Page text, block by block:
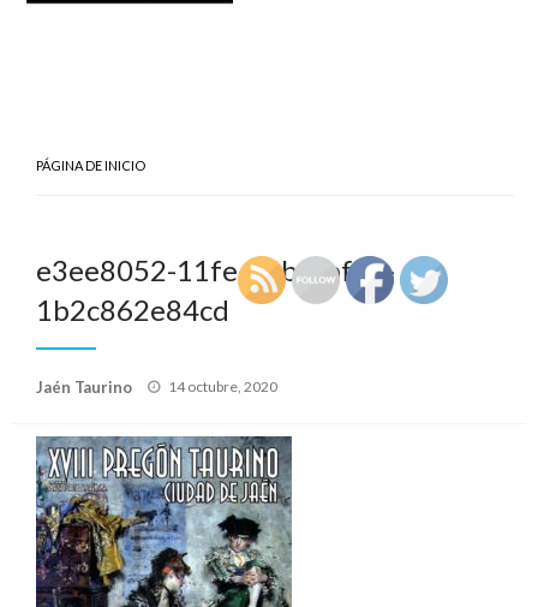
PÁGINA DE INICIO
e3ee8052-11fe-46b4-bf1e-
1b2c862e84cd
Jaén Taurino
Publicado
14 octubre, 2020